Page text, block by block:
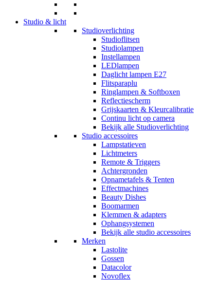
Studio & licht
Studioverlichting
Studioflitsen
Studiolampen
Instellampen
LEDlampen
Daglicht lampen E27
Flitsparaplu
Ringlampen & Softboxen
Reflectiescherm
Grijskaarten & Kleurcalibratie
Continu licht op camera
Bekijk alle Studioverlichting
Studio accessoires
Lampstatieven
Lichtmeters
Remote & Triggers
Achtergronden
Opnametafels & Tenten
Effectmachines
Beauty Dishes
Boomarmen
Klemmen & adapters
Ophangsystemen
Bekijk alle studio accessoires
Merken
Lastolite
Gossen
Datacolor
Novoflex